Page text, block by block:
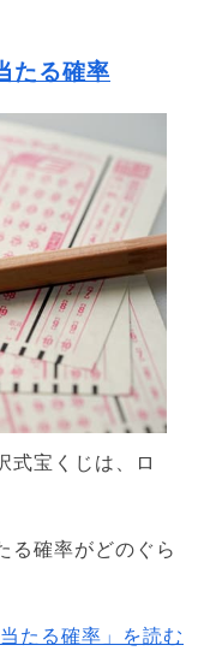
たる確率
式宝くじは、ロ
る確率がどのぐら
たる確率」を読む